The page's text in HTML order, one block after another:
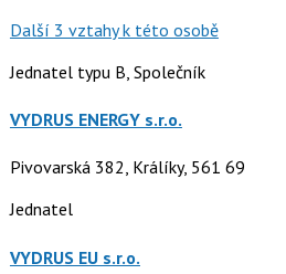
Další 3 vztahy k této osobě
Jednatel typu B, Společník
VYDRUS ENERGY s.r.o.
Pivovarská 382, Králíky, 561 69
Jednatel
VYDRUS EU s.r.o.